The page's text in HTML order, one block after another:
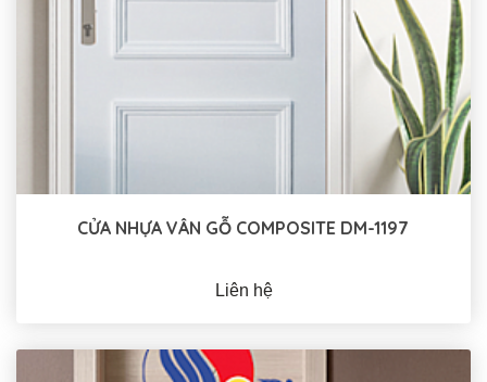
CỬA NHỰA VÂN GỖ COMPOSITE DM-1197
Liên hệ